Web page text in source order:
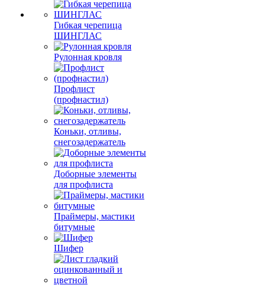
Гибкая черепица
ШИНГЛАС
Рулонная кровля
Профлист
(профнастил)
Коньки, отливы,
снегозадержатель
Доборные элементы
для профлиста
Праймеры, мастики
битумные
Шифер